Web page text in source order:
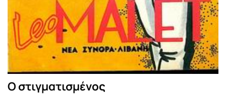
Ο στιγματισμένος